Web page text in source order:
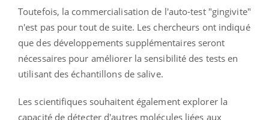
Toutefois, la commercialisation de l'auto-test "gingivite"
n'est pas pour tout de suite. Les chercheurs ont indiqué
que des développements supplémentaires seront
nécessaires pour améliorer la sensibilité des tests en
utilisant des échantillons de salive.
Les scientifiques souhaitent également explorer la
capacité de détecter d'autres molécules liées aux